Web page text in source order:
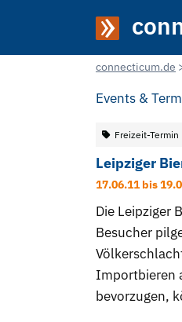
connecticum.de
Events &
Freizeit-Termin
Leipziger
17.06.11 bis
Die Leipziger
Besucher
Importbieren
bevorzugen,